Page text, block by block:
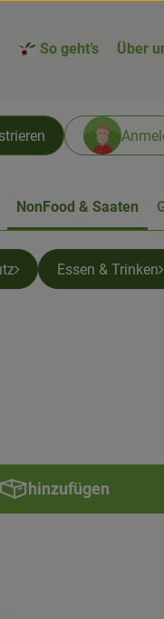
So geht’s Über
NonFood & Saaten
Essen & Trinken
hinzufügen
Produkt zum